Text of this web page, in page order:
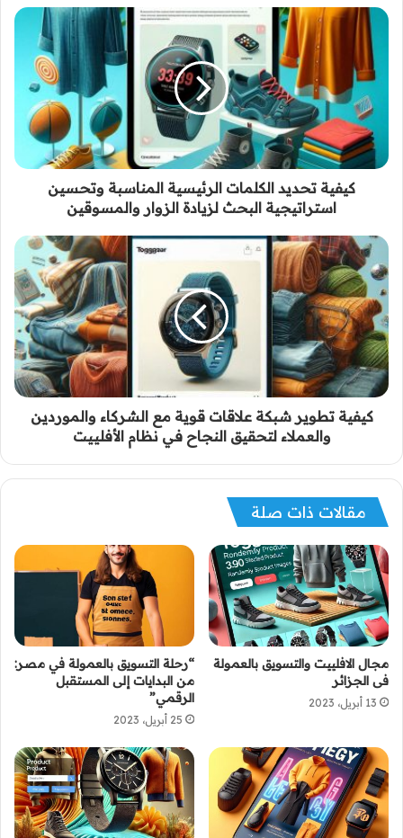
كيفية تحديد الكلمات الرئيسية المناسبة وتحسين
استراتيجية البحث لزيادة الزوار والمسوقين
كيفية تطوير شبكة علاقات قوية مع الشركاء والموردين
والعملاء لتحقيق النجاح في نظام الأفلييت
مقالات ذات صلة
مجال الافلييت والتسويق بالعمولة
فى الجزائر
13 أبريل، 2023
“رحلة التسويق بالعمولة في مصر:
من البدايات إلى المستقبل
الرقمي”
25 أبريل، 2023